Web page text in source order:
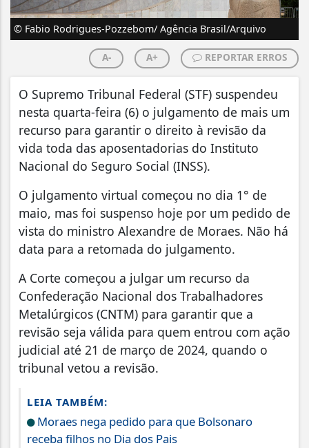
© Fabio Rodrigues-Pozzebom/ Agência Brasil/Arquivo
A- A+ REPORTAR ERROS
O Supremo Tribunal Federal (STF) suspendeu
nesta quarta-feira (6) o julgamento de mais um
recurso para garantir o direito à revisão da
vida toda das aposentadorias do Instituto
Nacional do Seguro Social (INSS).
O julgamento virtual começou no dia 1° de
maio, mas foi suspenso hoje por um pedido de
vista do ministro Alexandre de Moraes. Não há
data para a retomada do julgamento.
A Corte começou a julgar um recurso da
Confederação Nacional dos Trabalhadores
Metalúrgicos (CNTM) para garantir que a
revisão seja válida para quem entrou com ação
judicial até 21 de março de 2024, quando o
tribunal vetou a revisão.
LEIA TAMBÉM:
Moraes nega pedido para que Bolsonaro
receba filhos no Dia dos Pais